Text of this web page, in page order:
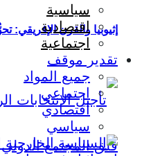
إثيوبيا والقرن الإفريقي:
سياسية
اقتصادية
اجتماعية
تقدير موقف
جميع المواد
اجتماعي
اقتصادي
سياسي